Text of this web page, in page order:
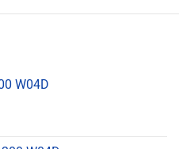
W04D